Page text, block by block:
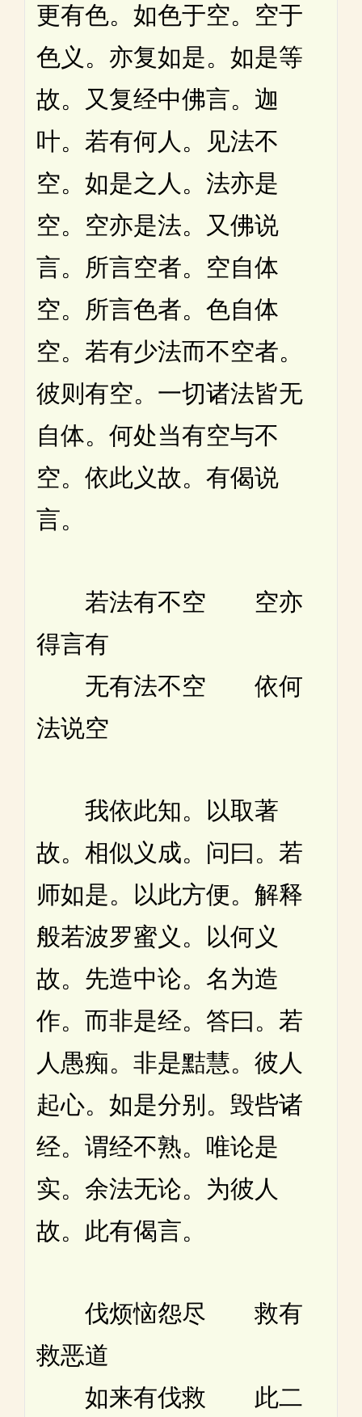
更有色。如色于空。空于
色义。亦复如是。如是等
故。又复经中佛言。迦
叶。若有何人。见法不
空。如是之人。法亦是
空。空亦是法。又佛说
言。所言空者。空自体
空。所言色者。色自体
空。若有少法而不空者。
彼则有空。一切诸法皆无
自体。何处当有空与不
空。依此义故。有偈说
言。
若法有不空 空亦
得言有
无有法不空 依何
法说空
我依此知。以取著
故。相似义成。问曰。若
师如是。以此方便。解释
般若波罗蜜义。以何义
故。先造中论。名为造
作。而非是经。答曰。若
人愚痴。非是黠慧。彼人
起心。如是分别。毁呰诸
经。谓经不熟。唯论是
实。余法无论。为彼人
故。此有偈言。
伐烦恼怨尽 救有
救恶道
如来有伐救 此二